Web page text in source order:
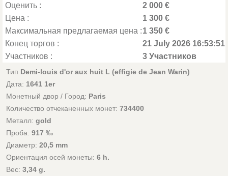
Оценить :
2 000 €
Цена :
1 300 €
Максимальная предлагаемая цена :1 350 €
Конец торгов :
21 July 2026 16:53:51
Участников :
3 Участников
Тип Demi-louis d'or aux huit L (effigie de Jean Warin)
Дата: 1641 1er
Монетный двор / Город: Paris
Количество отчеканенных монет: 734400
Металл: gold
Проба: 917 ‰
Диаметр: 20,5 mm
Ориентация осей монеты: 6 h.
Вес: 3,34 g.